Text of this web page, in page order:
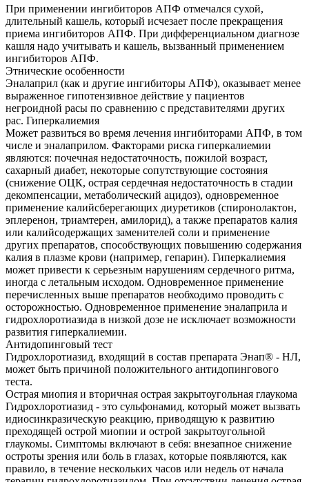
При применении ингибиторов АПФ отмечался сухой,
длительный кашель, который исчезает после прекращения
приема ингибиторов АПФ. При дифференциальном диагнозе
кашля надо учитывать и кашель, вызванный применением
ингибиторов АПФ.
Этнические особенности
Эналаприл (как и другие ингибиторы АПФ), оказывает менее
выраженное гипотензивное действие у пациентов
негроидной расы по сравнению с представителями других
рас. Гиперкалиемия
Может развиться во время лечения ингибиторами АПФ, в том
числе и эналаприлом. Факторами риска гиперкалиемии
являются: почечная недостаточность, пожилой возраст,
сахарный диабет, некоторые сопутствующие состояния
(снижение ОЦК, острая сердечная недостаточность в стадии
декомпенсации, метаболический ацидоз), одновременное
применение калийсберегающих диуретиков (спиронолактон,
эплеренон, триамтерен, амилорид), а также препаратов калия
или калийсодержащих заменителей соли и применение
других препаратов, способствующих повышению содержания
калия в плазме крови (например, гепарин). Гиперкалиемия
может привести к серьезным нарушениям сердечного ритма,
иногда с летальным исходом. Одновременное применение
перечисленных выше препаратов необходимо проводить с
осторожностью. Одновременное применение эналаприла и
гидрохлоротиазида в низкой дозе не исключает возможности
развития гиперкалиемии.
Антидопинговый тест
Гидрохлоротиазид, входящий в состав препарата Энап® - НЛ,
может быть причиной положительного антидопингового
теста.
Острая миопия и вторичная острая закрытоугольная глаукома
Гидрохлоротиазид - это сульфонамид, который может вызвать
идиосинкразическую реакцию, приводящую к развитию
преходящей острой миопии и острой закрытоугольной
глаукомы. Симптомы включают в себя: внезапное снижение
остроты зрения или боль в глазах, которые появляются, как
правило, в течение нескольких часов или недель от начала